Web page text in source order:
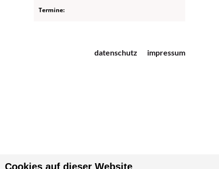
datenschutz impressum
Cookies auf dieser Website